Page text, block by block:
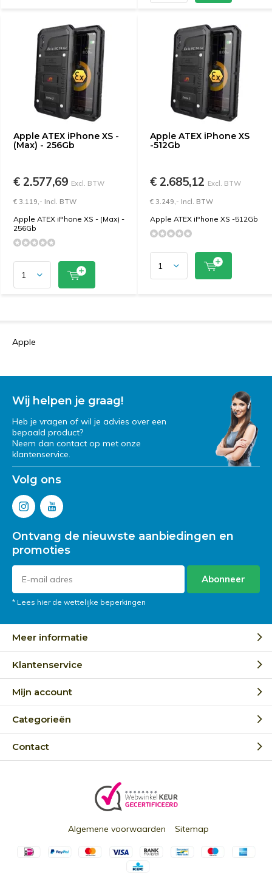
Apple ATEX iPhone XS -
(Max) - 256Gb
€ 2.577,69 Excl. BTW
€ 3.119,- Incl. BTW
Apple ATEX iPhone XS - (Max) -
256Gb
Apple ATEX iPhone XS
-512Gb
€ 2.685,12 Excl. BTW
€ 3.249,- Incl. BTW
Apple ATEX iPhone XS -512Gb
Apple
Wij helpen je graag!
Heb je vragen of wil je advies over een
bepaald product?
Neem dan contact op met onze
klantenservice.
Volg ons
Ontvang de nieuwste aanbiedingen en
promoties
Abonneer
* Lees hier de wettelijke beperkingen
Meer informatie
Klantenservice
Mijn account
Categorieën
Contact
Algemene voorwaarden Sitemap